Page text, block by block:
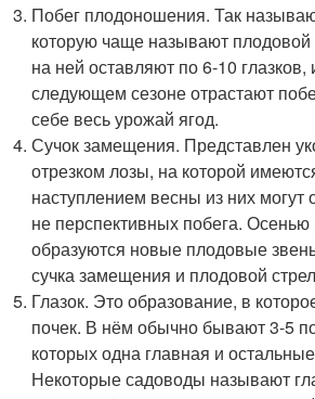
Побег плодоношения. Так
которую чаще называют
на ней оставляют по 6-10 глазков,
следующем сезоне отрастают
себе весь урожай ягод.
Сучок замещения. Представлен
отрезком лозы, на которой
наступлением весны из них могут
не перспективных побега. Осенью
образуются новые плодовые
сучка замещения и плодовой
Глазок. Это образование, в
почек. В нём обычно бывают 3-5
которых одна главная и
Некоторые садоводы называют